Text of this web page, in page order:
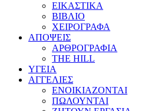
ΕΙΚΑΣΤΙΚΑ
ΒΙΒΛΙΟ
ΧΕΙΡΟΓΡΑΦΑ
ΑΠΟΨΕΙΣ
ΑΡΘΡΟΓΡΑΦΙΑ
THE HILL
ΥΓΕΙΑ
ΑΓΓΕΛΙΕΣ
ΕΝΟΙΚΙΑΖΟΝΤΑΙ
ΠΩΛΟΥΝΤΑΙ